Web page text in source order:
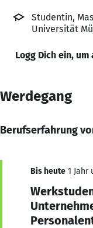
Studentin,
Universität
Logg Dich ein,
Werdegang
Berufserfahrung
Bis heute 1 Jahr